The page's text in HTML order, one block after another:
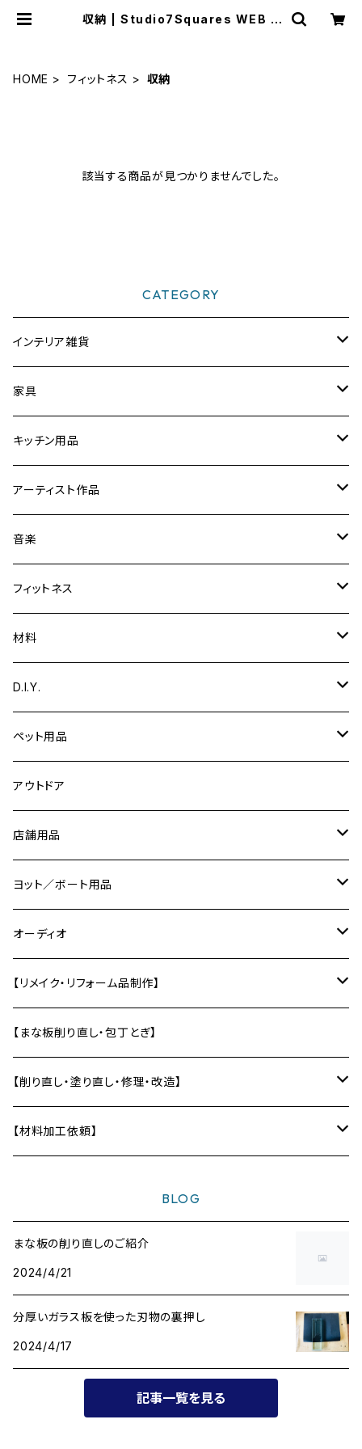
収納 | Studio7Squares WEB S
HOME フィットネス 収納
該当する商品が見つかりませんでした。
CATEGORY
インテリア雑貨
時計
フォトフレーム／額縁／スタンド
ミラー
置物／オブジェ
文具
ガーデニング用品
小物入れ
スマホスタンド
ネームプレート／表札
バス／洗面用品
ソープディッシュ
風呂椅子
キーホルダー
壁かざり
家具
スツール
折りたたみ卓球台
音楽関連家具
テーブル
キッチン用品
【まな板削り直し・包丁とぎ】
まな板・カッティングボード
食器
エッグスタンド
鍋敷き
鍋ふた
カトラリー
コースター
トレー・お盆
アーティスト作品
Yoshibumi Shinada
彫刻
絵
音楽
ギター用品
ギタースタンド
脚台
【ギターパーツ制作】
楽器
カホン
ディフューザー
フィットネス
トレーニング用品
収納
ダンベルラック
材料
木材
アクリル
コーリアン
D.I.Y.
時計パーツ
切り文字
道具
治具
研ぎ用品
単管エンドキャップ
ペット用品
ネコの爪研ぎ
アウトドア
店舗用品
サインプレート
ディスプレイ用品
ヨット／ボート用品
船内小物
テーブル
差し板
オーディオ
オーディオラック
インシュレーター
自作スピーカー部材加工
ディフューザー
【リメイク・リフォーム品制作】
バットから制作
テーブルの削り直し・塗り直し
【まな板削り直し・包丁とぎ】
【削り直し・塗り直し・修理・改造】
テーブル
【材料加工依頼】
〜30,000円
BLOG
まな板の削り直しのご紹介
2024/4/21
分厚いガラス板を使った刃物の裏押し
2024/4/17
記事一覧を見る